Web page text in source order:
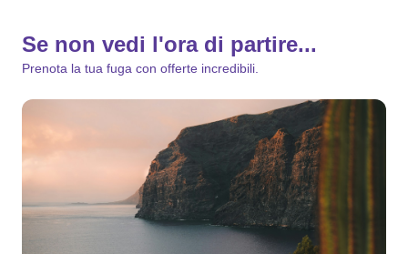
Se non vedi l'ora di partire...
Prenota la tua fuga con offerte incredibili.